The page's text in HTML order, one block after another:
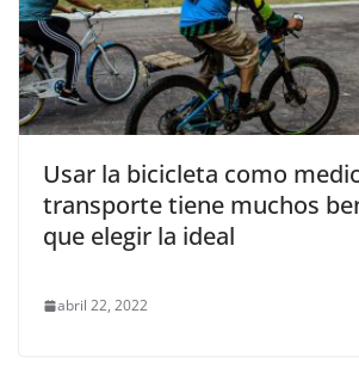
Usar la bicicleta como
transporte tiene muchos
que elegir la ideal
abril 22, 2022